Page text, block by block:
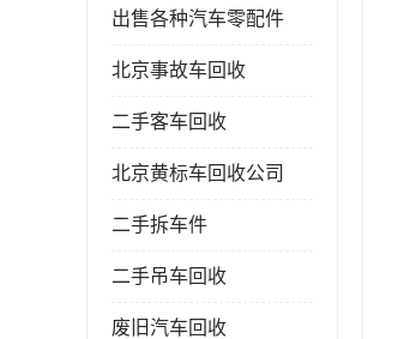
出售各种汽车零配件
北京事故车回收
二手客车回收
北京黄标车回收公司
二手拆车件
二手吊车回收
废旧汽车回收